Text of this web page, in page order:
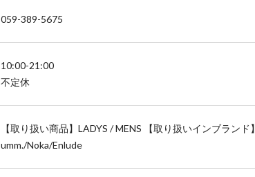
059-389-5675
10:00-21:00
不定休
【取り扱い商品】LADYS / MENS 【取り扱いインブランド】
umm./Noka/Enlude